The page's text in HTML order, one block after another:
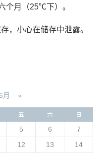
个月（25℃下）。
，小心在储存中泄露。
月 »
五 六 日
5 6
7
12 13
14